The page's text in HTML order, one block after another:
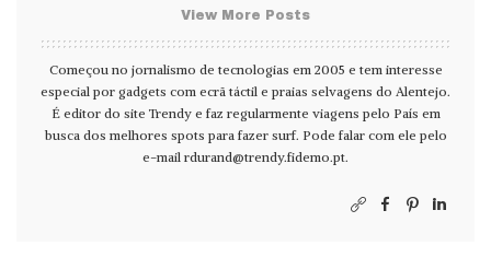
View More Posts
Começou no jornalismo de tecnologias em 2005 e tem interesse
especial por gadgets com ecrã táctil e praias selvagens do Alentejo.
É editor do site Trendy e faz regularmente viagens pelo País em
busca dos melhores spots para fazer surf. Pode falar com ele pelo
e-mail rdurand@trendy.fidemo.pt.